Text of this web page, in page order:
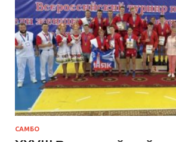
САМБО